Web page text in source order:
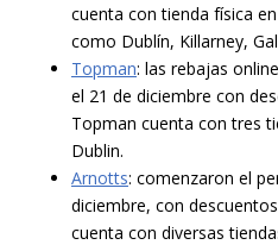
cuenta con tienda física
como Dublín, Killarney,
Topman: las rebajas
el 21 de diciembre con
Topman cuenta con tres
Dublin.
Arnotts: comenzaron el
diciembre, con
cuenta con diversas